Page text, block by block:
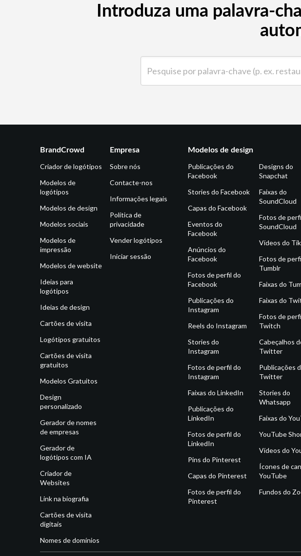
Introduza uma palavra-
BrandCrowd
Criador de logótipos
Modelos de
logótipos
Modelos de design
Modelos sociais
Modelos de
impressão
Modelos de website
Ideias para
logótipos
Ideias de design
Cartões de visita
Logótipos gratuitos
Cartões de visita
gratuitos
Modelos Gratuitos
Design
personalizado
Gerador de nomes
de empresas
Gerador de
logótipos com IA
Criador de
Websites
Link na biografia
Cartões de visita
digitais
Nomes de domínios
Empresa
Sobre nós
Contacte-nos
Informações legais
Política de
privacidade
Vender logótipos
Iniciar sessão
Modelos de design
Publicações do
Facebook
Stories do Facebook
Capas do Facebook
Eventos do
Facebook
Anúncios do
Facebook
Fotos de perfil do
Facebook
Publicações do
Instagram
Reels do Instagram
Stories do
Instagram
Fotos de perfil do
Instagram
Faixas do LinkedIn
Publicações do
LinkedIn
Fotos de perfil do
LinkedIn
Pins do Pinterest
Capas do Pinterest
Fotos de perfil do
Pinterest
Designs do
Snapchat
Faixas do
SoundCloud
Fotos de
SoundCloud
Vídeos do
Fotos de
Tumblr
Faixas do
Faixas do
Fotos de
Twitch
Cabeçalhos
Twitter
Publicações
Twitter
Stories do
Whatsapp
Faixas do
YouTube
Vídeos do
Ícones de
YouTube
Fundos do